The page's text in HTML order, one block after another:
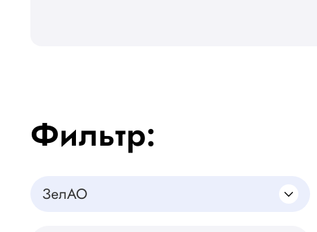
Фильтр:
ЗелАО